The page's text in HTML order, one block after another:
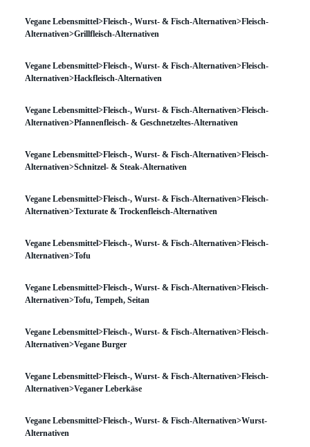
Vegane Lebensmittel>Fleisch-, Wurst- & Fisch-Alternativen>Fleisch-
Alternativen>Grillfleisch-Alternativen
Vegane Lebensmittel>Fleisch-, Wurst- & Fisch-Alternativen>Fleisch-
Alternativen>Hackfleisch-Alternativen
Vegane Lebensmittel>Fleisch-, Wurst- & Fisch-Alternativen>Fleisch-
Alternativen>Pfannenfleisch- & Geschnetzeltes-Alternativen
Vegane Lebensmittel>Fleisch-, Wurst- & Fisch-Alternativen>Fleisch-
Alternativen>Schnitzel- & Steak-Alternativen
Vegane Lebensmittel>Fleisch-, Wurst- & Fisch-Alternativen>Fleisch-
Alternativen>Texturate & Trockenfleisch-Alternativen
Vegane Lebensmittel>Fleisch-, Wurst- & Fisch-Alternativen>Fleisch-
Alternativen>Tofu
Vegane Lebensmittel>Fleisch-, Wurst- & Fisch-Alternativen>Fleisch-
Alternativen>Tofu, Tempeh, Seitan
Vegane Lebensmittel>Fleisch-, Wurst- & Fisch-Alternativen>Fleisch-
Alternativen>Vegane Burger
Vegane Lebensmittel>Fleisch-, Wurst- & Fisch-Alternativen>Fleisch-
Alternativen>Veganer Leberkäse
Vegane Lebensmittel>Fleisch-, Wurst- & Fisch-Alternativen>Wurst-
Alternativen